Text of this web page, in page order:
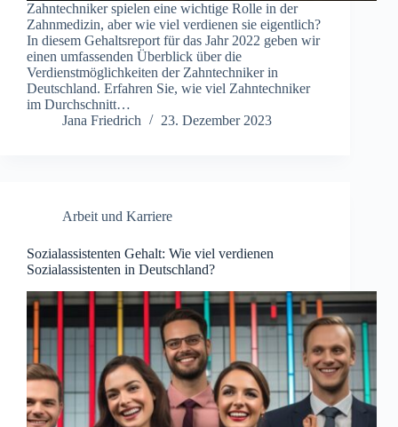
Zahntechniker spielen eine wichtige Rolle in der
Zahnmedizin, aber wie viel verdienen sie eigentlich?
In diesem Gehaltsreport für das Jahr 2022 geben wir
einen umfassenden Überblick über die
Verdienstmöglichkeiten der Zahntechniker in
Deutschland. Erfahren Sie, wie viel Zahntechniker
im Durchschnitt…
Jana Friedrich
23. Dezember 2023
Arbeit und Karriere
Sozialassistenten Gehalt: Wie viel verdienen
Sozialassistenten in Deutschland?